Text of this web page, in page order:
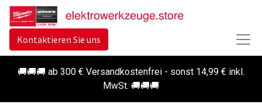
Kontaktieren Sie uns
🚚🚚🚚 ab 300 € Versandkostenfrei - sonst 14,99 € inkl.
MwSt. 🚚🚚🚚